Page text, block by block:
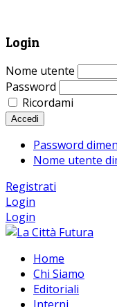
Login
Nome utente
Password
Ricordami
Accedi
Password
Nome utente
Registrati
Login
Login
Home
Chi Siamo
Editoriali